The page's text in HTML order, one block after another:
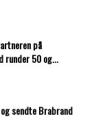
på
runder 50 og...
sendte Brabrand